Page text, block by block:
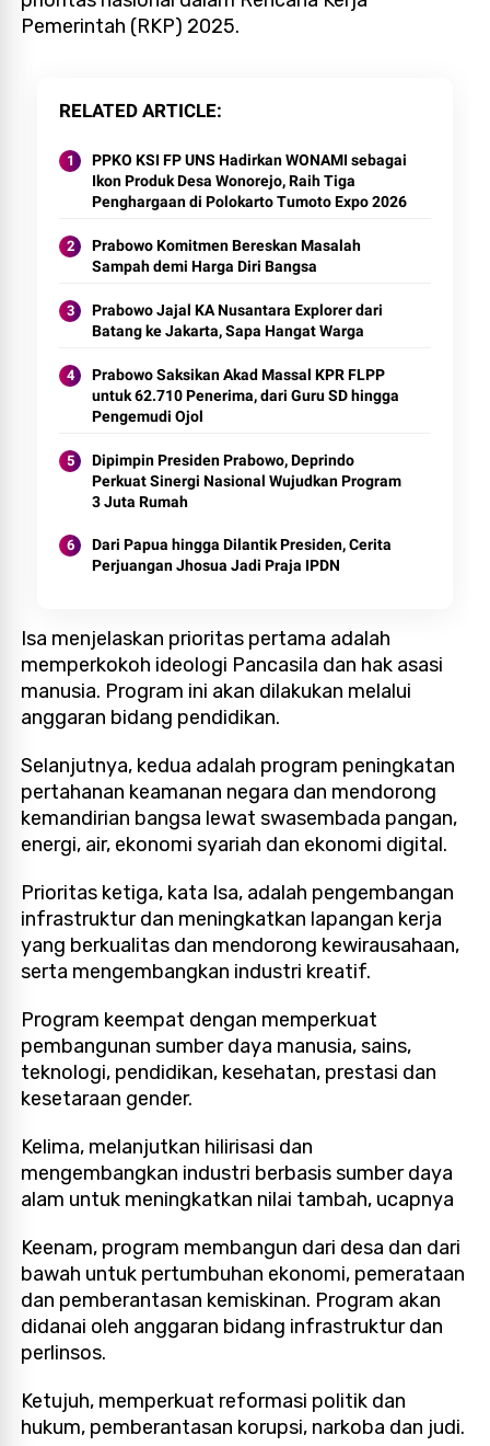
Pemerintah (RKP) 2025.
RELATED ARTICLE
PPKO KSI FP UNS Hadirkan WONAMI sebagai
Ikon Produk Desa Wonorejo, Raih Tiga
Penghargaan di Polokarto Tumoto Expo 2026
Prabowo Komitmen Bereskan Masalah
Sampah demi Harga Diri Bangsa
Prabowo Jajal KA Nusantara Explorer dari
Batang ke Jakarta, Sapa Hangat Warga
Prabowo Saksikan Akad Massal KPR FLPP
untuk 62.710 Penerima, dari Guru SD hingga
Pengemudi Ojol
Dipimpin Presiden Prabowo, Deprindo
Perkuat Sinergi Nasional Wujudkan Program
3 Juta Rumah
Dari Papua hingga Dilantik Presiden, Cerita
Perjuangan Jhosua Jadi Praja IPDN
Isa menjelaskan prioritas pertama adalah
memperkokoh ideologi Pancasila dan hak asasi
manusia. Program ini akan dilakukan melalui
anggaran bidang pendidikan.
Selanjutnya, kedua adalah program peningkatan
pertahanan keamanan negara dan mendorong
kemandirian bangsa lewat swasembada pangan,
energi, air, ekonomi syariah dan ekonomi digital.
Prioritas ketiga, kata Isa, adalah pengembangan
infrastruktur dan meningkatkan lapangan kerja
yang berkualitas dan mendorong kewirausahaan,
serta mengembangkan industri kreatif.
Program keempat dengan memperkuat
pembangunan sumber daya manusia, sains,
teknologi, pendidikan, kesehatan, prestasi dan
kesetaraan gender.
Kelima, melanjutkan hilirisasi dan
mengembangkan industri berbasis sumber daya
alam untuk meningkatkan nilai tambah, ucapnya
Keenam, program membangun dari desa dan dari
bawah untuk pertumbuhan ekonomi, pemerataan
dan pemberantasan kemiskinan. Program akan
didanai oleh anggaran bidang infrastruktur dan
perlinsos.
Ketujuh, memperkuat reformasi politik dan
hukum, pemberantasan korupsi, narkoba dan judi.